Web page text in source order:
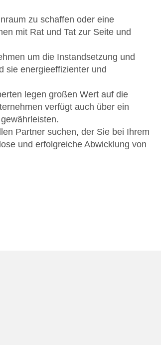
zu schaffen oder eine
mit Rat und Tat zur Seite und
um die Instandsetzung und
sie energieeffizienter und
legen großen Wert auf die
verfügt auch über ein
Partner suchen, der Sie bei Ihrem
und erfolgreiche Abwicklung von